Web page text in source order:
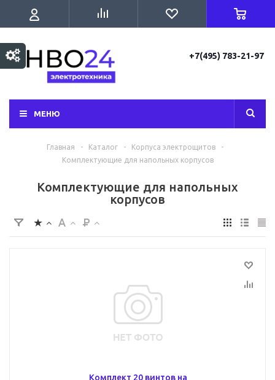
+7(495) 783-21-97
МЕНЮ
Главная - Каталог - Корпуса электрощитов
-
Комплектующие для напольных корпусов
Комплектующие для напольных
корпусов
Комплект 20 винтов на